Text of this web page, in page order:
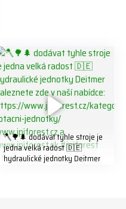
🪓🌳🌲 dodávat tyhle stroje je
jedna velká radost 🇩🇪
hydraulické jednotky Deitmer